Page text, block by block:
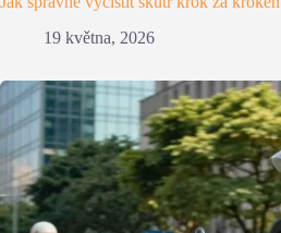
19 května, 2026